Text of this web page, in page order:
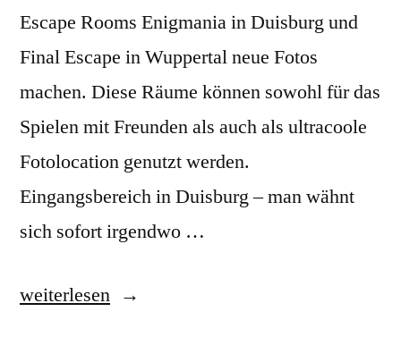
Escape Rooms Enigmania in Duisburg und
Final Escape in Wuppertal neue Fotos
machen. Diese Räume können sowohl für das
Spielen mit Freunden als auch als ultracoole
Fotolocation genutzt werden.
Eingangsbereich in Duisburg – man wähnt
sich sofort irgendwo …
„Flucht
weiterlesen